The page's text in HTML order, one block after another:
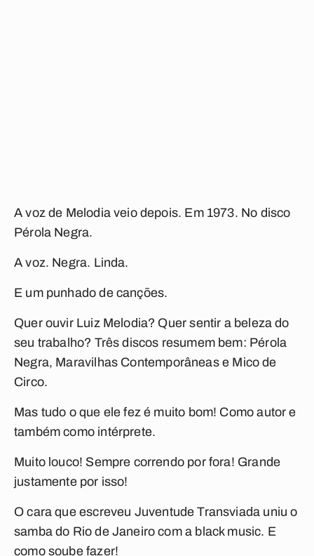
A voz de Melodia veio depois. Em 1973. No disco
Pérola Negra.
A voz. Negra. Linda.
E um punhado de canções.
Quer ouvir Luiz Melodia? Quer sentir a beleza do
seu trabalho? Três discos resumem bem: Pérola
Negra, Maravilhas Contemporânease Mico de
Circo.
Mas tudo o que ele fez é muito bom! Como autor e
também como intérprete.
Muito louco! Sempre correndo por fora! Grande
justamente por isso!
O cara que escreveu Juventude Transviada uniu o
samba do Rio de Janeiro com a black music. E
como soube fazer!